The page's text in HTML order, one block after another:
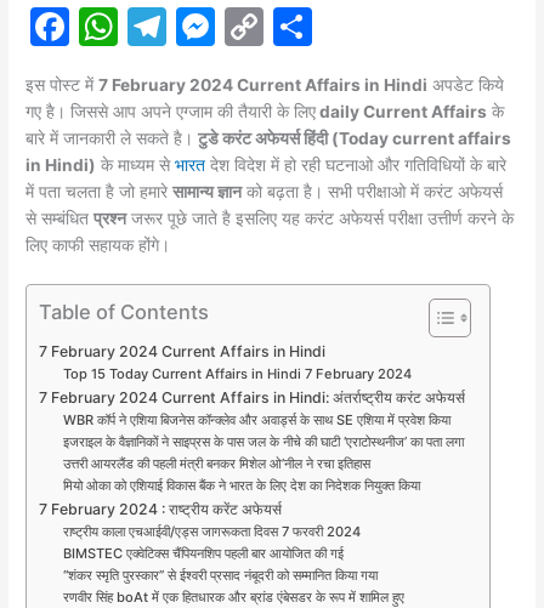
F
a
c
e
b
o
o
k
W
at
s
A
p
p
T
e
gr
a
m
M
s
s
e
n
er
C
p
y
Li
n
ar
e
इस पोस्ट में7 February 2024 Current Affairs in Hindi अपडेट किये
गए है। जिससे आप अपने एग्जाम की तैयारी के लिएdaily Current Affairs के
बारे में जानकारी ले सकते है।टुडे करंट अफेयर्स हिंदी (Today current affairs
in Hindi) के माध्यम सेभारत देश विदेश में हो रही घटनाओ और गतिविधियों के बारे
में पता चलता है जो हमारेसामान्य ज्ञानको बढ़ता है। सभी परीक्षाओ में करंटअफेयर्स
से सम्बंधितप्रश्नजरूर पूछे जाते है इसलिए यह करंट अफेयर्स परीक्षा उत्तीर्ण करने के
लिए काफी सहायक होंगे।
Table of Contents
7 February 2024 Current Affairs in Hindi
Top 15 Today Current Affairs in Hindi 7 February 2024
7 February 2024 Current Affairs in Hindi: अंतर्राष्ट्रीय करंट अफेयर्स
WBR कॉर्प ने एशिया बिजनेस कॉन्क्लेव और अवार्ड्स के साथ SE एशिया में प्रवेश किया
इजराइल के वैज्ञानिकों ने साइप्रस के पास जल के नीचे की घाटी ‘एराटोस्थनीज’ का पता लगा
उत्तरी आयरलैंड की पहली मंत्री बनकर मिशेल ओ’नील ने रचा इतिहास
मियो ओका को एशियाई विकास बैंक ने भारत के लिए देश का निदेशक नियुक्त किया
7 February 2024 : राष्ट्रीय करेंट अफेयर्स
राष्ट्रीय काला एचआईवी/एड्स जागरूकता दिवस 7 फरवरी 2024
BIMSTEC एक्वेटिक्स चैंपियनशिप पहली बार आयोजित की गई
“शंकर स्मृति पुरस्कार” से ईश्वरी प्रसाद नंबूदरी को सम्मानित किया गया
रणवीर सिंह boAt में एक हितधारक और ब्रांड एंबेसडर के रूप में शामिल हुए